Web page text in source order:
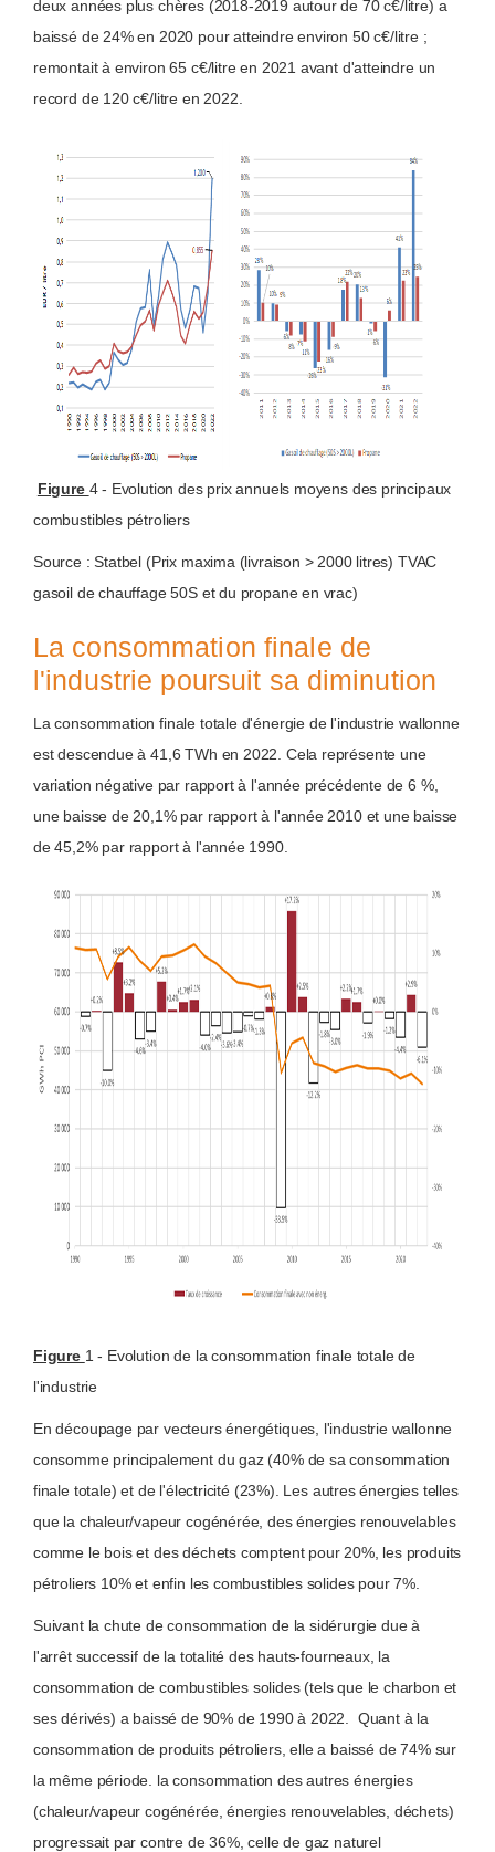
deux années plus chères (2018-2019 autour de 70 c€/litre) a
baissé de 24% en 2020 pour atteindre environ 50 c€/litre ;
remontait à environ 65 c€/litre en 2021 avant d'atteindre un
record de 120 c€/litre en 2022.
Figure 4 - Evolution des prix annuels moyens des principaux
combustibles pétroliers
Source : Statbel (Prix maxima (livraison > 2000 litres) TVAC
gasoil de chauffage 50S et du propane en vrac)
La consommation finale de
l'industrie poursuit sa diminution
La consommation finale totale d'énergie de l'industrie wallonne
est descendue à 41,6 TWh en 2022. Cela représente une
variation négative par rapport à l'année précédente de 6 %,
une baisse de 20,1% par rapport à l'année 2010 et une baisse
de 45,2% par rapport à l'année 1990.
Figure 1 - Evolution de la consommation finale totale de
l'industrie
En découpage par vecteurs énergétiques, l'industrie wallonne
consomme principalement du gaz (40% de sa consommation
finale totale) et de l'électricité (23%). Les autres énergies telles
que la chaleur/vapeur cogénérée, des énergies renouvelables
comme le bois et des déchets comptent pour 20%, les produits
pétroliers 10% et enfin les combustibles solides pour 7%.
Suivant la chute de consommation de la sidérurgie due à
l'arrêt successif de la totalité des hauts-fourneaux, la
consommation de combustibles solides (tels que le charbon et
ses dérivés) a baissé de 90% de 1990 à 2022. Quant à la
consommation de produits pétroliers, elle a baissé de 74% sur
la même période. la consommation des autres énergies
(chaleur/vapeur cogénérée, énergies renouvelables, déchets)
progressait par contre de 36%, celle de gaz naturel